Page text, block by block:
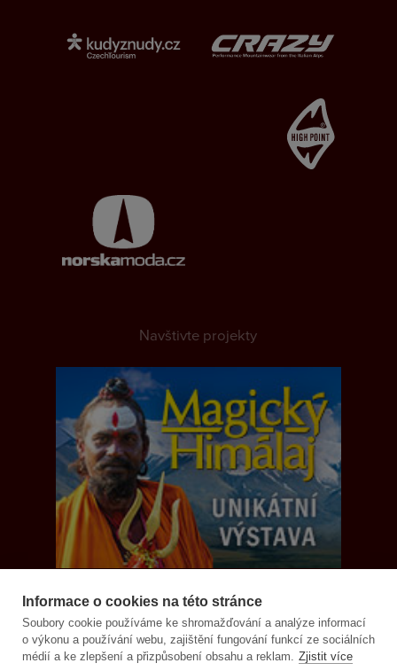
Informace o cookies na této stránce
Soubory cookie používáme ke shromažďování a analýze informací
o výkonu a používání webu, zajištění fungování funkcí ze sociálních
médií a ke zlepšení a přizpůsobení obsahu a reklam. Zjistit více
Navštivte projekty